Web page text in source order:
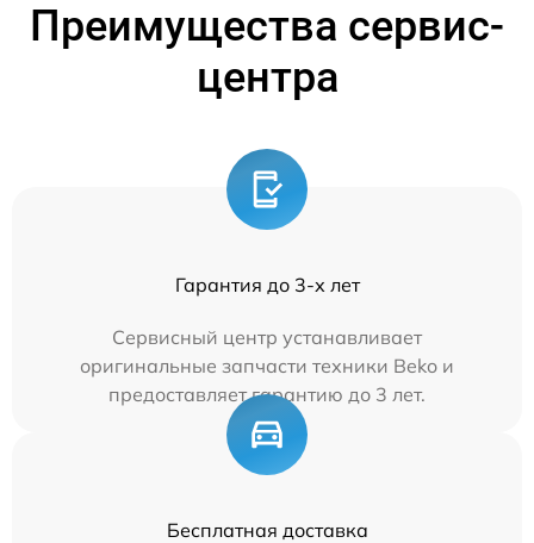
Преимущества сервис-
центра
Гарантия до 3-х лет
Сервисный центр устанавливает
оригинальные запчасти техники Beko и
предоставляет гарантию до 3 лет.
Бесплатная доставка